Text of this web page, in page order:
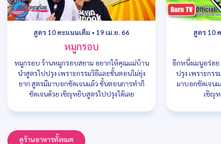
สูตร 10 คะแนนเต็ม • 19 เม.ย. 66
หมูกรอบ
หมูกรอบ ร้านหมูกรอบสยาม อยากให้คุณแม่บ้าน
นำสูตรไปปรุง เพราะกรรมวิธีและขั้นตอนไม่ยุ่ง
ยาก สูตรมีมาบอกชัดเจนแล้ว ขั้นตอนการทำก็
ชัดเจนด้วย เชิญหยิบสูตรไปปรุงได้เลย
สูตร 10
อีกหนึ่งเมนูอร่อ
ปรุง เพราะกร
มาบอกชัดเจน
เชิญห
ดูร้านอาหารทั้งหมด